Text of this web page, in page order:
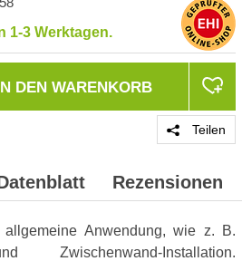
1-3 Werktagen.
DEN WARENKORB
Teilen
Rezensionen
allgemeine Anwendung, wie z. B.
Zwischenwand-Installation.